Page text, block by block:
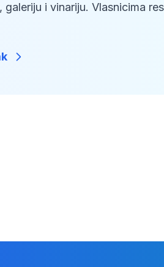
galeriju i vinariju. Vlasnicima